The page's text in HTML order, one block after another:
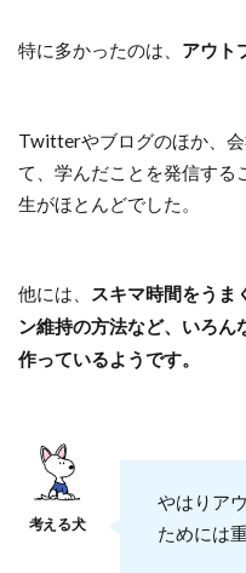
特に多かったのは、 アウト
Twitterやブログのほか、
て、学んだことを発信する
生がほとんどでした。
他には、
スキマ時間をうま
ン維持の方法など、いろん
作っているようです。
やはりア
ためには